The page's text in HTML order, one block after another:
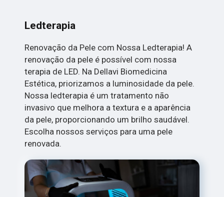
Ledterapia
Renovação da Pele com Nossa Ledterapia! A
renovação da pele é possível com nossa
terapia de LED. Na Dellavi Biomedicina
Estética, priorizamos a luminosidade da pele.
Nossa ledterapia é um tratamento não
invasivo que melhora a textura e a aparência
da pele, proporcionando um brilho saudável.
Escolha nossos serviços para uma pele
renovada.